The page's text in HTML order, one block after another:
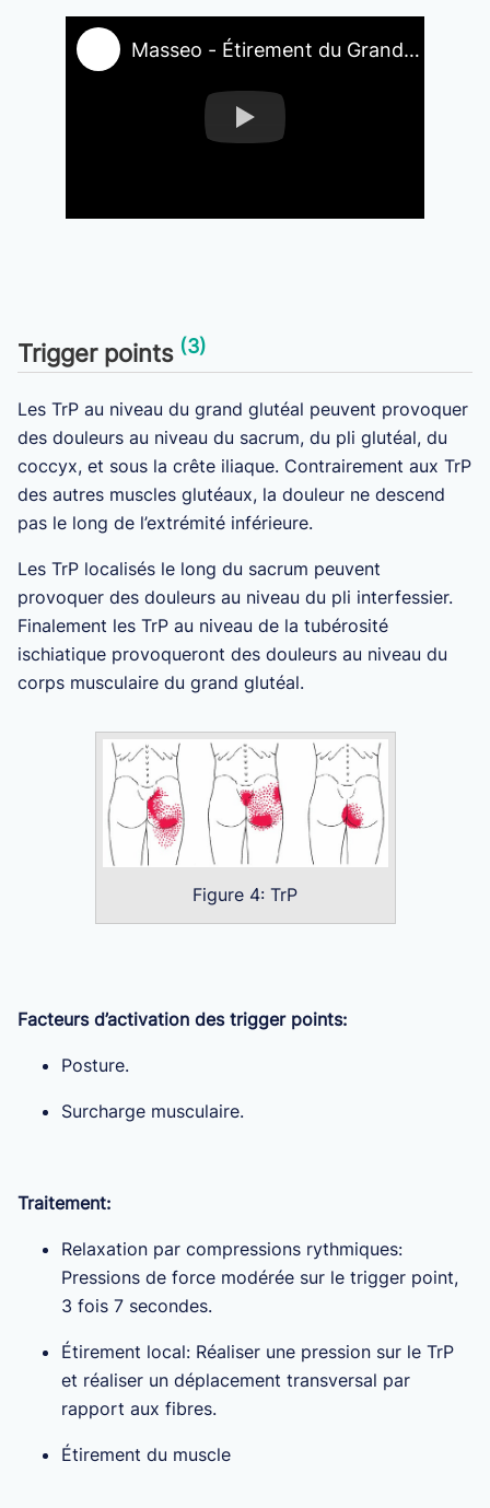
Masseo - Étirement du Grand fessier en torsion
Trigger points (3)
Les TrP au niveau du grand glutéal peuvent provoquer
des douleurs au niveau du sacrum, du pli glutéal, du
coccyx, et sous la crête iliaque. Contrairement aux TrP
des autres muscles glutéaux, la douleur ne descend
pas le long de l’extrémité inférieure.
Les TrP localisés le long du sacrum peuvent
provoquer des douleurs au niveau du pli interfessier.
Finalement les TrP au niveau de la tubérosité
ischiatique provoqueront des douleurs au niveau du
corps musculaire du grand glutéal.
Figure 4: TrP
Facteurs d’activation des trigger points:
Posture.
Surcharge musculaire.
Traitement:
Relaxation par compressions rythmiques:
Pressions de force modérée sur le trigger point,
3 fois 7 secondes.
Étirement local: Réaliser une pression sur le TrP
et réaliser un déplacement transversal par
rapport aux fibres.
Étirement du muscle